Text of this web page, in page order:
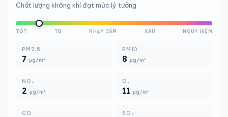
Chất lượng không khí đạt mức lý tưởng.
TỐT TB NHẠY CẢM XẤU NGUY HIỂM
PM2.5
7 µg/m³
PM10
8 µg/m³
NO₂
2 µg/m³
O₃
11 µg/m³
CO SO₂